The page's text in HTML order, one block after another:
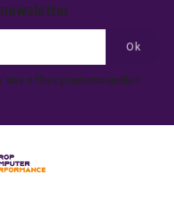
des offres promotionnelles